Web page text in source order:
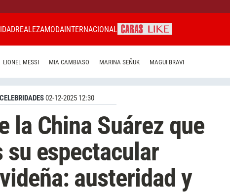
REALEZAMODAINTERNACIONAL
LIONEL MESSI MIA CAMBIASO MARINA SEÑUK MAGUI BRAVI
CELEBRIDADES02-12-2025 12:30
la China Suárez que
espectacular
austeridad y